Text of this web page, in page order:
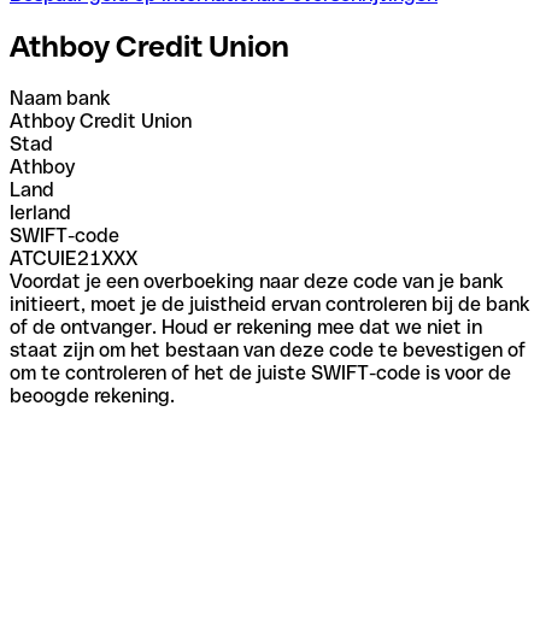
Athboy Credit Union
Naam bank
Athboy Credit Union
Stad
Athboy
Land
Ierland
SWIFT-code
ATCUIE21XXX
Voordat je een overboeking naar deze code van je bank
initieert, moet je de juistheid ervan controleren bij de bank
of de ontvanger. Houd er rekening mee dat we niet in
staat zijn om het bestaan van deze code te bevestigen of
om te controleren of het de juiste SWIFT-code is voor de
beoogde rekening.